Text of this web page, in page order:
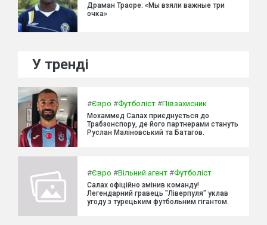
Драман Траоре: «Мы взяли важные три
очка»
У тренді
#Євро #Футболіст #Півзахисник
Мохаммед Салах приєднується до
Трабзонспору, де його партнерами стануть
Руслан Маліновський та Батагов.
#Євро #Вільний агент #Футболіст
Салах офіційно змінив команду!
Легендарний гравець "Ліверпуля" уклав
угоду з турецьким футбольним гігантом.